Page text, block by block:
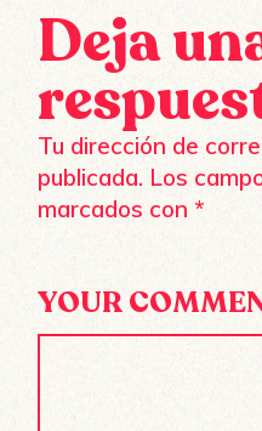
Deja
Tu dirección de
publicada. Los
marcados con*
YOUR